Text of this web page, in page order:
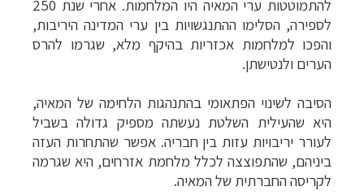
להתמוטטות ערי המאיה היו המלחמות. אחרי שנת 250
לספירה, הסלימו ההתנגשויות בין ערי המדינה היריבות,
והפכו למלחמות אכזריות בהיקף מלא, שגרמו להרס
הערים ולנטישתן.
הסיבה לשינוי הפתאומי בהתנהגות הלחימה של המאיה,
היא שהעילית השלטת נעשתה מספיק גדולה בשביל
לעורר יריבויות עזות בין חבריה. אפשר שהתחרות העזה
ביניהם, שהתפוצצה לכלל מלחמת אזרחים, היא שגרמה
לקריסה החברתית של המאיה.